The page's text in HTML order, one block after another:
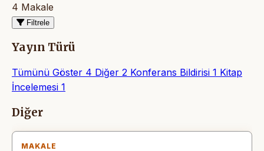
4 Makale
Filtrele
Yayın Türü
Tümünü Göster 4 Diğer 2 Konferans Bildirisi 1 Kitap
İncelemesi 1
Makaleler
Diğer
MAKALE